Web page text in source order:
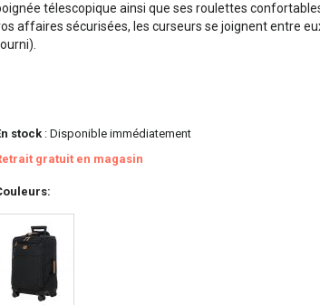
télescopique ainsi que ses roulettes
affaires sécurisées, les curseurs se joignent entre
stock : Disponible immédiatement
gratuit en magasin